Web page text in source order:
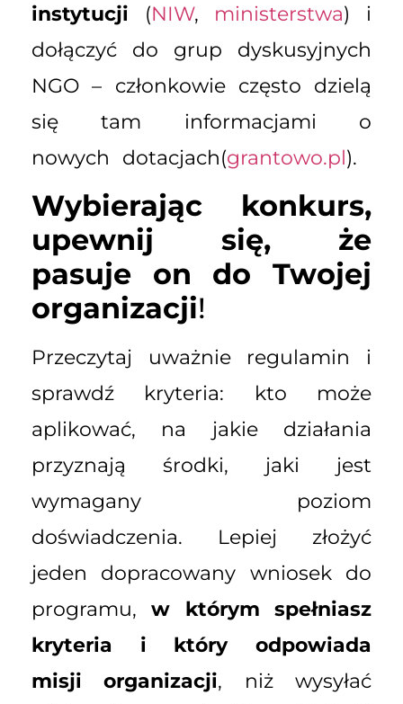
instytucji (NIW, ministerstwa) i
dołączyć do grup dyskusyjnych
NGO – członkowie często dzielą
się tam informacjami o
nowych dotacjach(grantowo.pl).
Wybierając konkurs,
upewnij się, że
pasuje on do Twojej
organizacji!
Przeczytaj uważnie regulamin i
sprawdź kryteria: kto może
aplikować, na jakie działania
przyznają środki, jaki jest
wymagany poziom
doświadczenia. Lepiej złożyć
jeden dopracowany wniosek do
programu,w którym spełniasz
kryteria i który odpowiada
misji organizacji, niż wysyłać